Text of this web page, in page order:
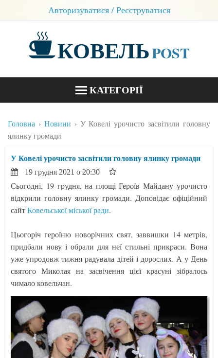
Авторизуватися / Реєструватися
КОВЕЛЬPOST
КАТЕГОРІЇ
КОНТАКТИ
Головна Новини
У Ковелі урочисто засвітили головну
ялинку громади
У Ковелі урочисто засвітили головну ялинку громади
19 грудня 2021 о 20:30
Сьогодні, 19 грудня, на площі Героїв Майдану урочисто
відкрили головну ялинку громади. Доповідає офіційний
сайтКовельської міської ради.
Цьогоріч героїню новорічних свят, заввишки 14 метрів,
придбали нову і обрали для неї стильні прикраси. Вона
уже упродовж тижня радувала дітей і дорослих. А у День
святого Миколая на засвічення цієї красуні зібралось
чимало ковельчан.